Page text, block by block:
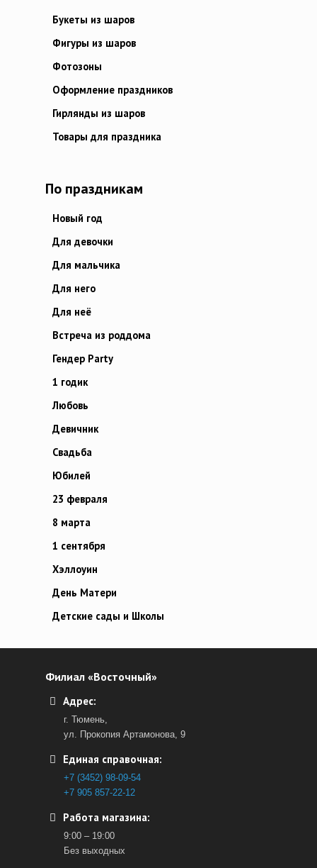
Букеты из шаров
Фигуры из шаров
Фотозоны
Оформление праздников
Гирлянды из шаров
Товары для праздника
По праздникам
Новый год
Для девочки
Для мальчика
Для него
Для неё
Встреча из роддома
Гендер Party
1 годик
Любовь
Девичник
Свадьба
Юбилей
23 февраля
8 марта
1 сентября
Хэллоуин
День Матери
Детские сады и Школы
Филиал «Восточный»
Адрес:
г. Тюмень,
ул. Прокопия Артамонова, 9
Единая справочная:
+7 (3452) 98-09-54
+7 905 857-22-12
Работа магазина:
9:00 – 19:00
Без выходных